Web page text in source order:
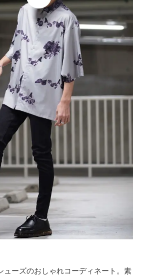
ューズのおしゃれコーディネート。素